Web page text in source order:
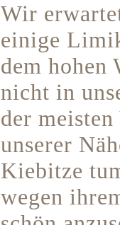
Wir
einige
dem hohen
nicht in
der
unserer
Kiebitze
wegen